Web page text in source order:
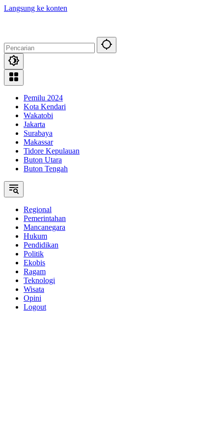
Langsung ke konten
Pemilu 2024
Kota Kendari
Wakatobi
Jakarta
Surabaya
Makassar
Tidore Kepulauan
Buton Utara
Buton Tengah
Regional
Pemerintahan
Mancanegara
Hukum
Pendidikan
Politik
Ekobis
Ragam
Teknologi
Wisata
Opini
Logout